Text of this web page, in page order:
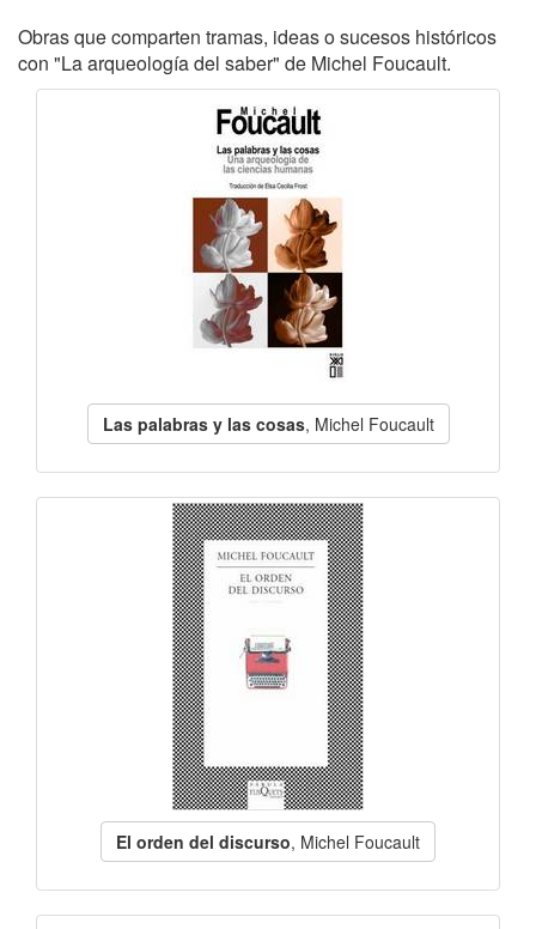
Obras que comparten tramas, ideas o sucesos históricos
con "La arqueología del saber" de Michel Foucault.
Las palabras y las cosas, Michel Foucault
El orden del discurso, Michel Foucault